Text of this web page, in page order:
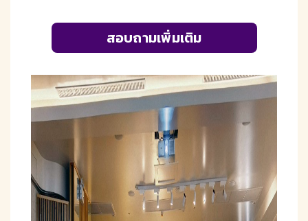
สอบถามเพิ่มเติม